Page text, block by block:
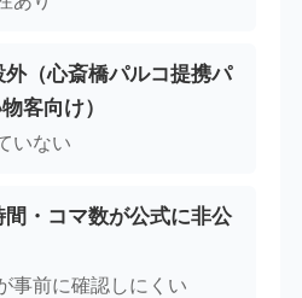
（心斎橋パルコ提携パ
客向け）
いない
・コマ数が公式に非公
事前に確認しにくい